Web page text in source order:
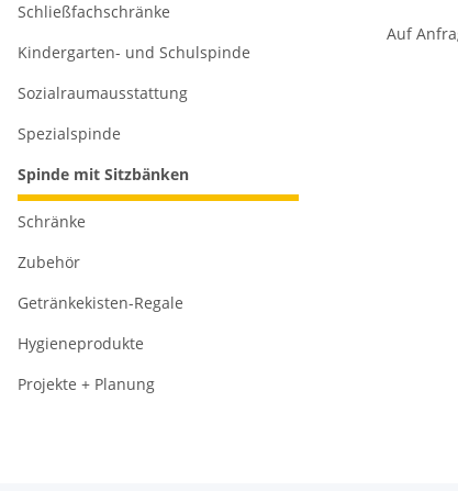
Auf
Schließfachschränke
Kindergarten- und Schulspinde
Sozialraumausstattung
Spezialspinde
Spinde mit Sitzbänken
Schränke
Zubehör
Getränkekisten-Regale
Hygieneprodukte
Projekte + Planung